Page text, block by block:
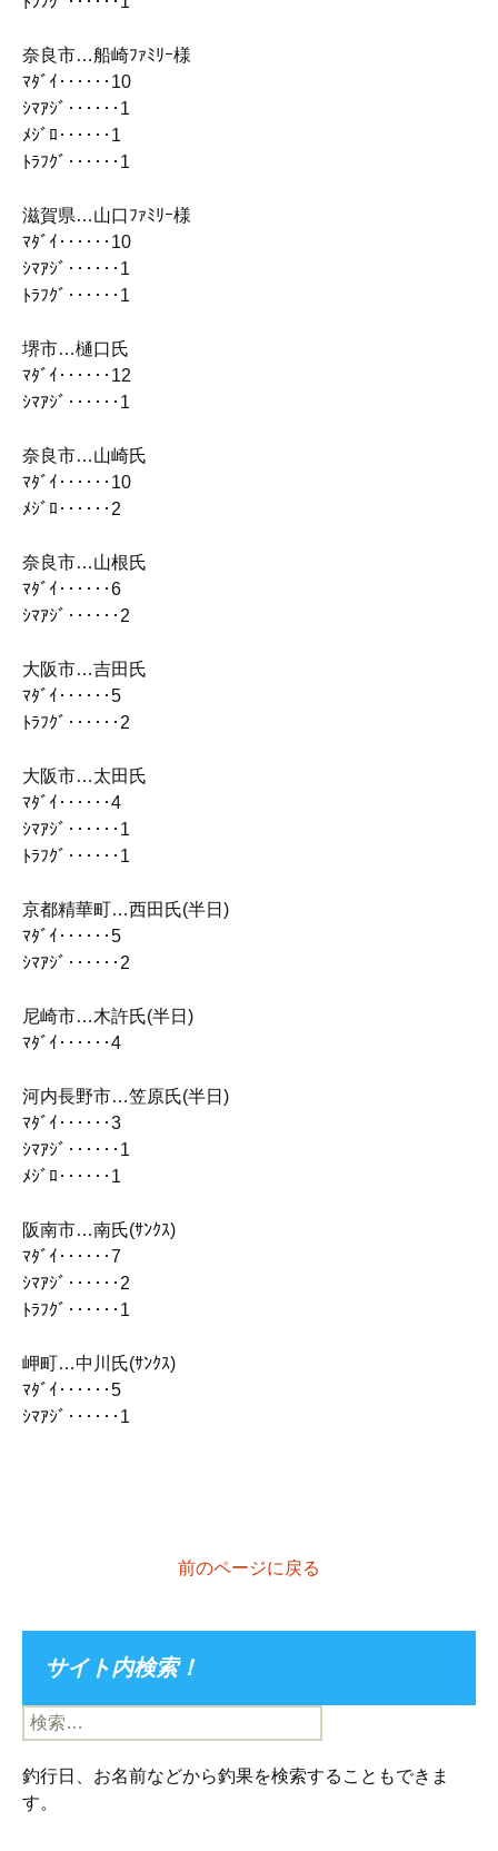
奈良市…船崎ﾌｧﾐﾘｰ様
ﾏﾀﾞｲ‥‥‥10
ｼﾏｱｼﾞ‥‥‥1
ﾒｼﾞﾛ‥‥‥1
ﾄﾗﾌｸﾞ‥‥‥1
滋賀県…山口ﾌｧﾐﾘｰ様
ﾏﾀﾞｲ‥‥‥10
ｼﾏｱｼﾞ‥‥‥1
ﾄﾗﾌｸﾞ‥‥‥1
堺市…樋口氏
ﾏﾀﾞｲ‥‥‥12
ｼﾏｱｼﾞ‥‥‥1
奈良市…山崎氏
ﾏﾀﾞｲ‥‥‥10
ﾒｼﾞﾛ‥‥‥2
奈良市…山根氏
ﾏﾀﾞｲ‥‥‥6
ｼﾏｱｼﾞ‥‥‥2
大阪市…吉田氏
ﾏﾀﾞｲ‥‥‥5
ﾄﾗﾌｸﾞ‥‥‥2
大阪市…太田氏
ﾏﾀﾞｲ‥‥‥4
ｼﾏｱｼﾞ‥‥‥1
ﾄﾗﾌｸﾞ‥‥‥1
京都精華町…西田氏(半日)
ﾏﾀﾞｲ‥‥‥5
ｼﾏｱｼﾞ‥‥‥2
尼崎市…木許氏(半日)
ﾏﾀﾞｲ‥‥‥4
河内長野市…笠原氏(半日)
ﾏﾀﾞｲ‥‥‥3
ｼﾏｱｼﾞ‥‥‥1
ﾒｼﾞﾛ‥‥‥1
阪南市…南氏(ｻﾝｸｽ)
ﾏﾀﾞｲ‥‥‥7
ｼﾏｱｼﾞ‥‥‥2
ﾄﾗﾌｸﾞ‥‥‥1
岬町…中川氏(ｻﾝｸｽ)
ﾏﾀﾞｲ‥‥‥5
ｼﾏｱｼﾞ‥‥‥1
前のページに戻る
サイト内検索！
検
索:
釣行日、お名前などから釣果を検索することもできま
す。